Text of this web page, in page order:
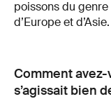
poissons du
d’Europe et d’Asie.
Comment
s’agissait bien